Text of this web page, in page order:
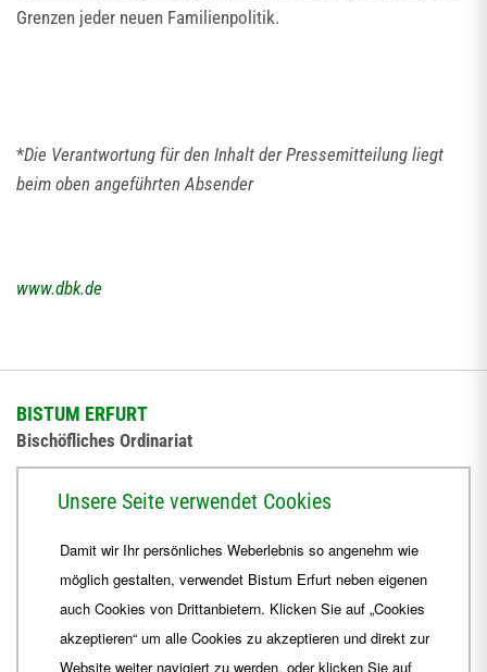
Grenzen jeder neuen Familienpolitik.
*Die Verantwortung für den Inhalt der Pressemitteilung liegt
beim oben angeführten Absender
www.dbk.de
BISTUM ERFURT
Bischöfliches Ordinariat
+49 361 6572-444
ordinariat Bistum-Erfurt.de
Unsere Seite verwendet Cookies
Damit wir Ihr persönliches Weberlebnis so angenehm wie
möglich gestalten, verwendet Bistum Erfurt neben eigenen
auch Cookies von Drittanbietern. Klicken Sie auf „Cookies
akzeptieren“ um alle Cookies zu akzeptieren und direkt zur
Website weiter navigiert zu werden, oder klicken Sie auf